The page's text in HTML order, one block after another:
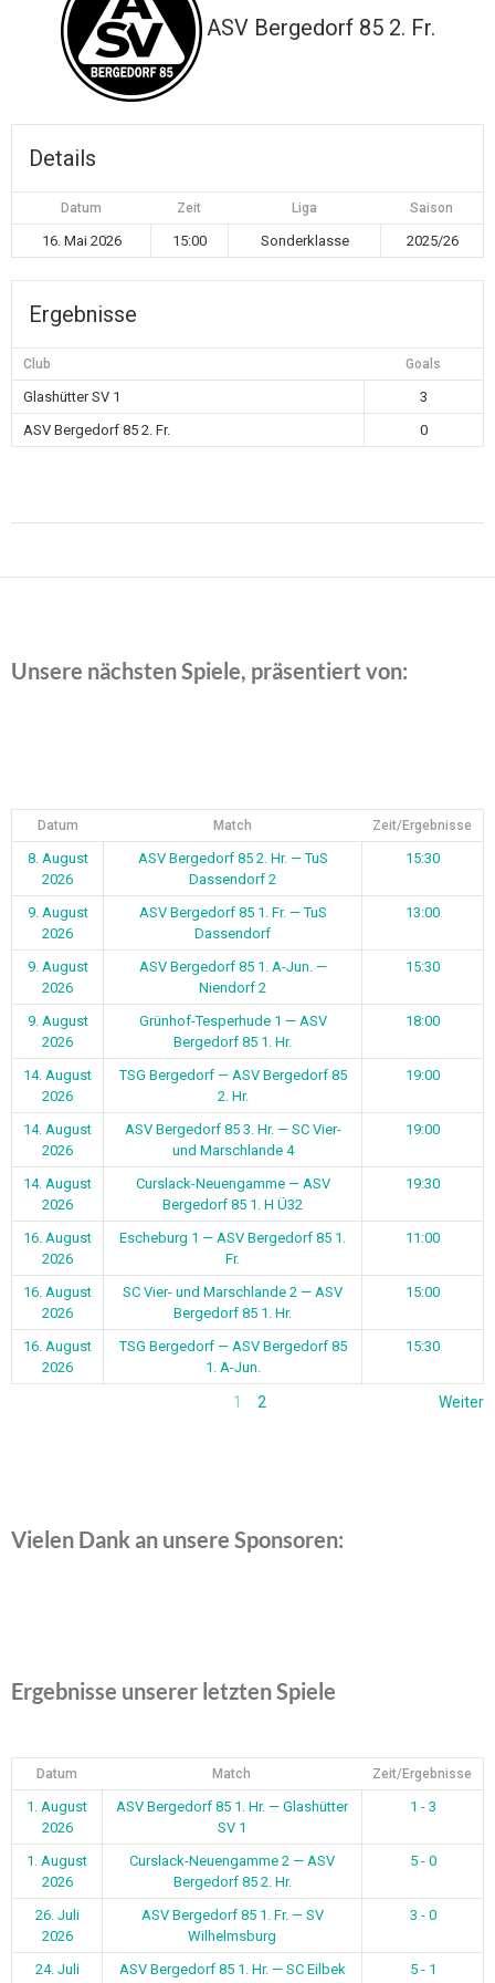
ASV Bergedorf 85 2. Fr.
Details
Datum Zeit Liga Saison
16. Mai 2026 15:00 Sonderklasse 2025/26
Ergebnisse
Club Goals
Glashütter SV 1
3
ASV Bergedorf 85 2. Fr.
0
Unsere nächsten Spiele, präsentiert von:
Datum Match Zeit/Ergebnisse
8. August
2026
ASV Bergedorf 85 2. Hr. — TuS
Dassendorf 2
15:30
9. August
2026
ASV Bergedorf 85 1. Fr. — TuS
Dassendorf
13:00
9. August
2026
ASV Bergedorf 85 1. A-Jun. —
Niendorf 2
15:30
9. August
2026
Grünhof-Tesperhude 1 — ASV
Bergedorf 85 1. Hr.
18:00
14. August
2026
TSG Bergedorf — ASV Bergedorf 85
2. Hr.
19:00
14. August
2026
ASV Bergedorf 85 3. Hr. — SC Vier-
und Marschlande 4
19:00
14. August
2026
Curslack-Neuengamme — ASV
Bergedorf 85 1. H Ü32
19:30
16. August
2026
Escheburg 1 — ASV Bergedorf 85 1.
Fr.
11:00
16. August
2026
SC Vier- und Marschlande 2 — ASV
Bergedorf 85 1. Hr.
15:00
16. August
2026
TSG Bergedorf — ASV Bergedorf 85
1. A-Jun.
15:30
1 2 Weiter
Vielen Dank an unsere Sponsoren:
Ergebnisse unserer letzten Spiele
Datum Match Zeit/Ergebnisse
1. August
2026
ASV Bergedorf 85 1. Hr. — Glashütter
SV 1
1 - 3
1. August
2026
Curslack-Neuengamme 2 — ASV
Bergedorf 85 2. Hr.
5 - 0
26. Juli
2026
ASV Bergedorf 85 1. Fr. — SV
Wilhelmsburg
3 - 0
24. Juli
ASV Bergedorf 85 1. Hr. — SC Eilbek
5 - 1